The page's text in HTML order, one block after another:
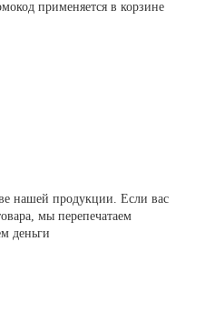
применяется в корзине
нашей продукции. Если вас
мы перепечатаем
деньги